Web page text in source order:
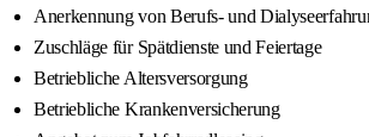
Anerkennung von Berufs- und
Zuschläge für Spätdienste und Feiertage
Betriebliche Altersversorgung
Betriebliche Krankenversicherung